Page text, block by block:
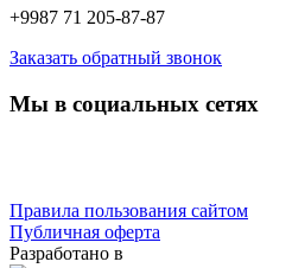
+9987 71 205-87-87
Заказать обратный звонок
Мы в социальных сетях
Правила пользования сайтом
Публичная оферта
Разработано в